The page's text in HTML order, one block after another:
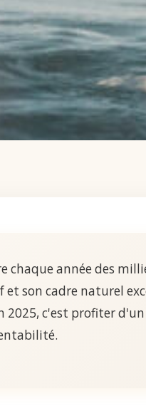
chaque année des
et son cadre naturel
2025, c'est profiter